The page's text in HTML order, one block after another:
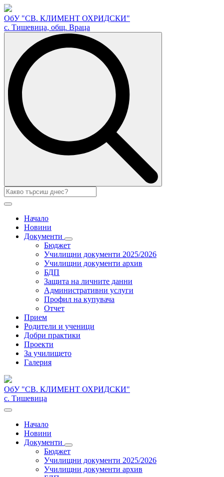
ОбУ "СВ. КЛИМЕНТ ОХРИДСКИ"
с. Тишевица, общ. Враца
Search
Начало
Новини
Документи
Бюджет
Училищни документи 2025/2026
Училищни документи архив
БДП
Защита на личните данни
Административни услуги
Профил на купувача
Отчет
Прием
Родители и ученици
Добри практики
Проекти
За училището
Галерия
ОбУ "СВ. КЛИМЕНТ ОХРИДСКИ"
с. Тишевица
Начало
Новини
Документи
Бюджет
Училищни документи 2025/2026
Училищни документи архив